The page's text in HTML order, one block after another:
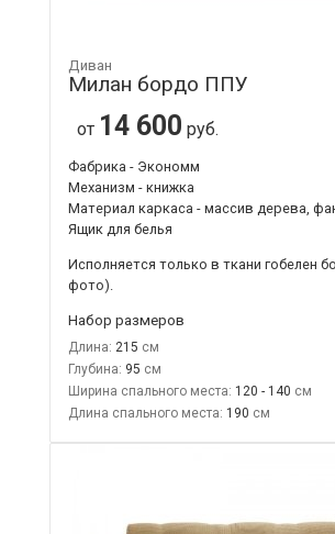
Диван
Милан бордо ППУ
от 14 600 руб.
Фабрика - Экономм
Механизм - книжка
Материал каркаса - массив дерева,
Ящик для белья
Исполняется только в ткани гобелен
фото).
Набор размеров
Длина: 215
Глубина: 95
Ширина спального места: 120 - 140
Длина спального места: 190